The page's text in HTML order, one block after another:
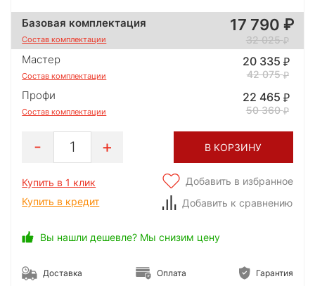
Базовая комплектация
Состав комплектации
17 790
32 025
Мастер
Состав комплектации
20 335
42 075
Профи
Состав комплектации
22 465
50 360
1 В КОРЗИНУ
Купить в 1 клик
Купить в кредит
Добавить в избранное
Добавить к сравнению
Вы нашли дешевле? Мы снизим цену
Доставка Оплата Гарантия